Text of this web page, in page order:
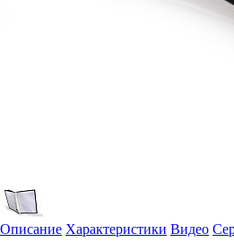
Описание Характеристики Видео